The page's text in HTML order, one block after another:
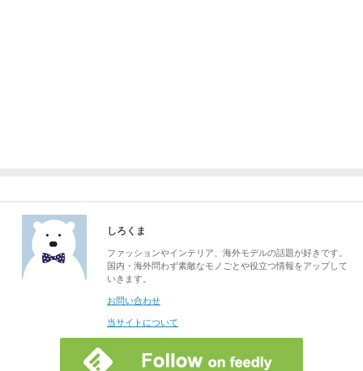
しろくま
ファッションやインテリア、海外モデルの話題が好きです。
国内・海外問わず素敵なモノごとや役立つ情報をアップして
いきます。
お問い合わせ
当サイトについて